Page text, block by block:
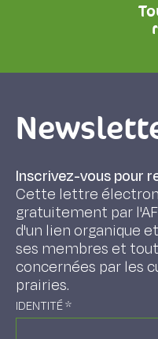
Inscrivez-vous pour
Cette lettre
gratuitement par
d'un lien organique
ses membres et
concernées par les
prairies.
IDENTITÉ*